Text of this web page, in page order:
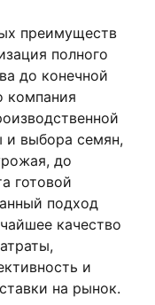
преимуществ
полного
до конечной
компания
и выбора семян,
до
готовой
подход
качество
и
на рынок.